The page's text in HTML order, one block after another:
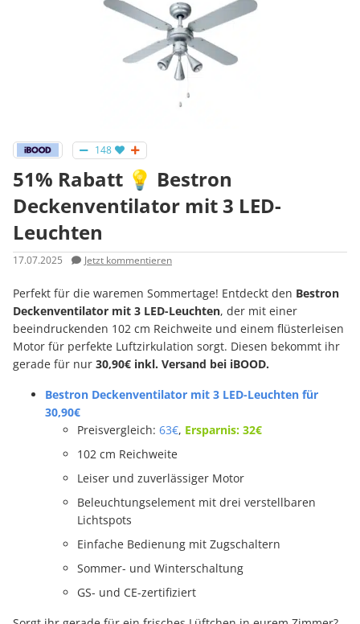
148
51% Rabatt 💡 Bestron
Deckenventilator mit 3 LED-
Leuchten
17.07.2025 Jetzt kommentieren
Perfekt für die waremen Sommertage! Entdeckt den Bestron
Deckenventilator mit 3 LED-Leuchten, der mit einer
beeindruckenden 102 cm Reichweite und einem flüsterleisen
Motor für perfekte Luftzirkulation sorgt. Diesen bekommt ihr
gerade für nur 30,90€ inkl. Versand bei iBOOD.
Bestron Deckenventilator mit 3 LED-Leuchten für
30,90€
Preisvergleich: 63€, Ersparnis: 32€
102 cm Reichweite
Leiser und zuverlässiger Motor
Beleuchtungselement mit drei verstellbaren
Lichtspots
Einfache Bedienung mit Zugschaltern
Sommer- und Winterschaltung
GS- und CE-zertifiziert